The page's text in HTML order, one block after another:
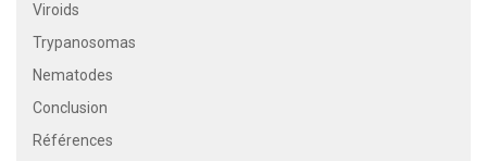
Viroids
Trypanosomas
Nematodes
Conclusion
Références